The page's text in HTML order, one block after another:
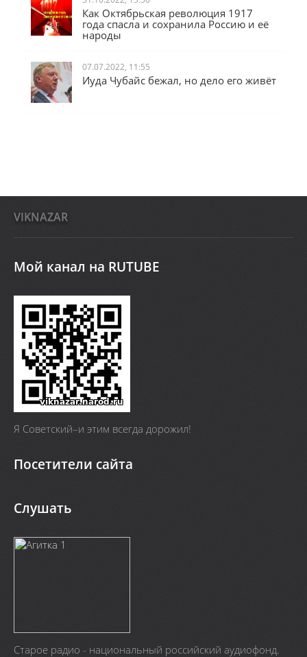
31.10.2022, 13:50
Как Октябрьская революция 1917
года спасла и сохранила Россию и её
народы
07.07.2022, 11:55
Иуда Чубайс бежал, но дело его живёт
VIKNAZAR
Мой канал на RUTUBE
Я Cоветский–и этим всегда дорожил!
Посетители сайта
Слушать